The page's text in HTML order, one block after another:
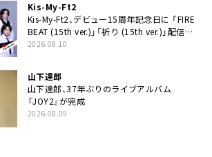
Kis-My-Ft2
Kis-My-Ft2、デビュー15周年記念日に 「FIRE
BEAT (15th ver.)」「祈り (15th ver.)」配信ス
タート
2026.08.10
山下達郎
山下達郎、37年ぶりのライブアルバム
『JOY2』が完成
2026.08.09